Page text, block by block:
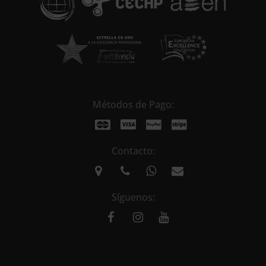
Métodos de Pago:
Contacto:
Síguenos: